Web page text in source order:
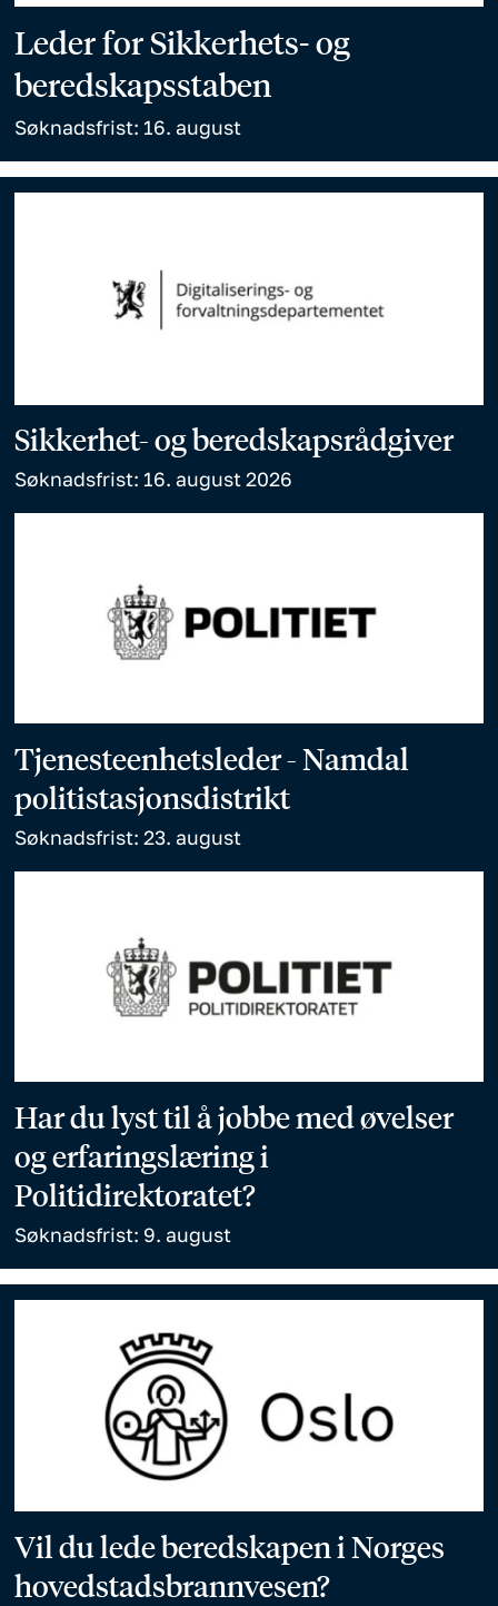
Leder for Sikkerhets- og
beredskapsstaben
Søknadsfrist: 16. august
Sikkerhet- og beredskapsrådgiver
Søknadsfrist: 16. august 2026
Tjenesteenhetsleder - Namdal
politistasjonsdistrikt
Søknadsfrist: 23. august
Har du lyst til å jobbe med øvelser
og erfaringslæring i
Politidirektoratet?
Søknadsfrist: 9. august
Vil du lede beredskapen i Norges
hovedstadsbrannvesen?